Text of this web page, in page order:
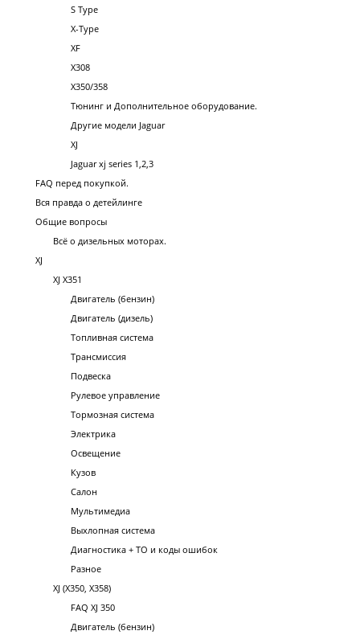
S Type
X-Type
XF
X308
X350/358
Тюнинг и Дополнительное оборудование.
Другие модели Jaguar
XJ
Jaguar xj series 1,2,3
FAQ перед покупкой.
Вся правда о детейлинге
Общие вопросы
Всё о дизельных моторах.
XJ
XJ X351
Двигатель (бензин)
Двигатель (дизель)
Топливная система
Трансмиссия
Подвеска
Рулевое управление
Тормозная система
Электрика
Освещение
Кузов
Салон
Мультимедиа
Выхлопная система
Диагностика + ТО и коды ошибок
Разное
XJ (X350, X358)
FAQ XJ 350
Двигатель (бензин)